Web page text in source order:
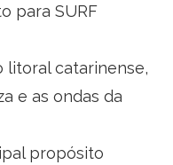
para SURF
litoral catarinense,
e as ondas da
propósito